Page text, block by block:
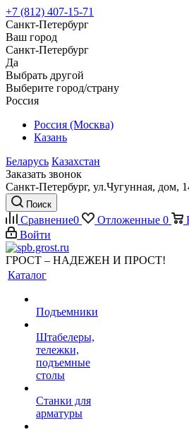
+7 (812) 407-15-71
Санкт-Петербург
Ваш город
Санкт-Петербург
Да
Выбрать другой
Выберите город/страну
Россия
Россия (Москва)
Казань
Беларусь Казахстан
Заказать звонок
Санкт-Петербург, ул.Чугунная, дом,
Поиск
Сравнение0 Отложенные 0
Войти
ГРОСТ – НАДЕЖЕН И ПРОСТ!
Каталог
Подъемники
Штабелеры,
тележки,
подъемные
столы
Станки для
арматуры